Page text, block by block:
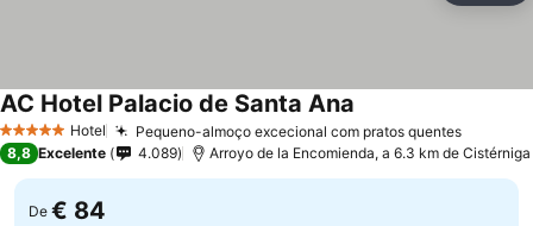
5 Estrelas Hotel Pequeno-almoço excecional com pratos quentesVer
AC Hotel Palacio de Santa Ana
8,8 Excelente 4.089 Arroyo de la Encomienda, a 6.3 km de Cistérniga
De € 84